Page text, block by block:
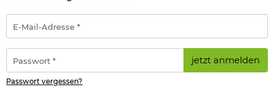
Mail-
Adresse
*
jetzt anmelden
Passwort vergessen?